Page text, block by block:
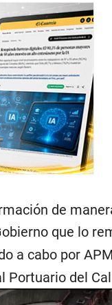
de
que lo
a cabo por
Portuario del